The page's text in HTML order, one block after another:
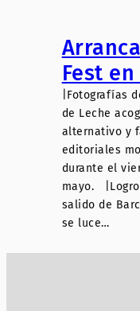
Fest
|Fotografías
de Leche
alternativo y
editoriales
durante el
mayo.
salido de
se luce…